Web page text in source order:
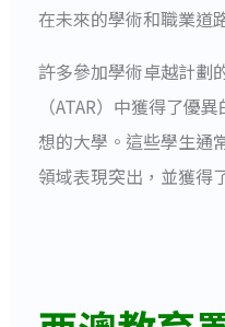
在未來的學術和職業道
許多參加學術卓越計劃
（ATAR）中獲得了優
想的大學。這些學生通
領域表現突出，並獲得